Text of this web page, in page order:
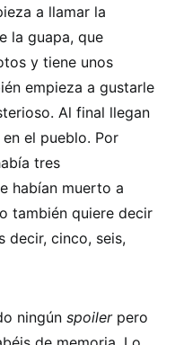
a llamar la
la guapa, que
y tiene unos
empieza a gustarle
Al final llegan
el pueblo. Por
tres
habían muerto a
también quiere decir
decir, cinco, seis,
ningún spoilerpero